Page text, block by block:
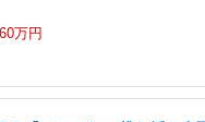
万円